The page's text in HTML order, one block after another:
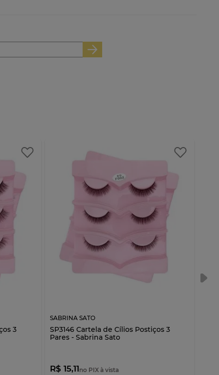
3
SABRINA SATO
SP3146 Cartela de Cílios Postiços 3
Pares - Sabrina Sato
R$ 15,11no PIX à vista